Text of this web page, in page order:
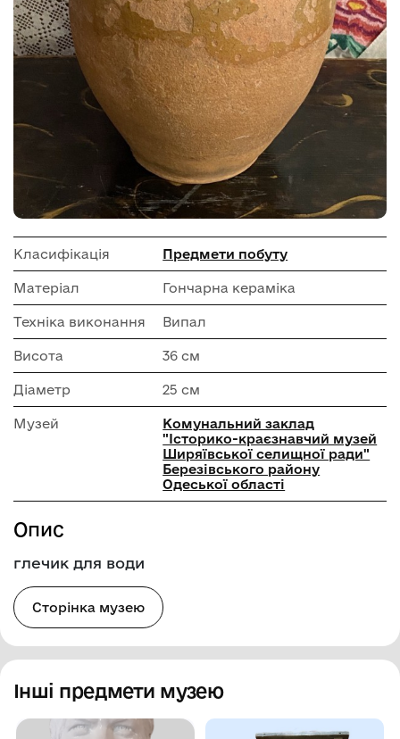
Класифікація Предмети побуту
Матеріал Гончарна кераміка
Техніка виконання Випал
Висота 36 см
Діаметр 25 см
Музей
Комунальний заклад
"Історико-краєзнавчий музей
Ширяївської селищної ради"
Березівського району
Одеської області
Опис
глечик для води
Сторінка музею
Інші предмети музею